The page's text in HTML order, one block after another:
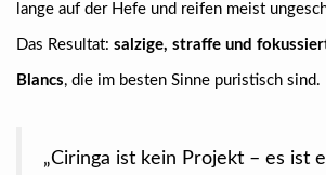
lange auf der Hefe und reifen meist
Das Resultat: salzige, straffe und
Blancs, die im besten Sinne puristisch sind.
„Ciringa ist kein Projekt – es ist